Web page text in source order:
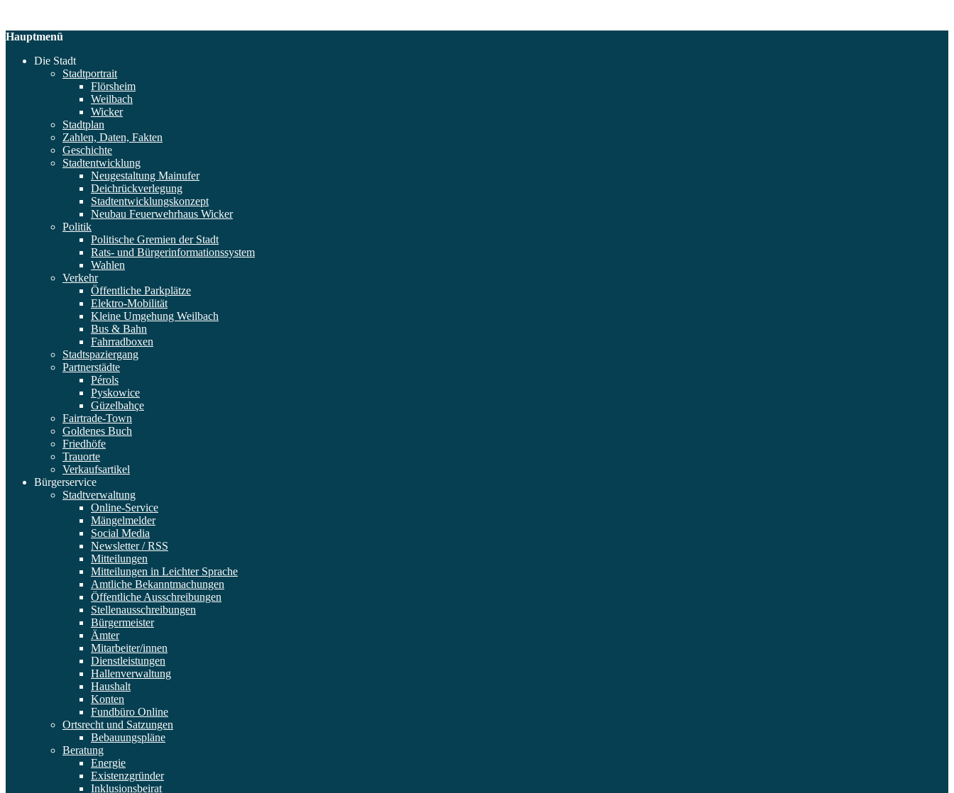
Hauptmenü
Die Stadt
Stadtportrait
Flörsheim
Weilbach
Wicker
Stadtplan
Zahlen, Daten, Fakten
Geschichte
Stadtentwicklung
Neugestaltung Mainufer
Deichrückverlegung
Stadtentwicklungskonzept
Neubau Feuerwehrhaus Wicker
Politik
Politische Gremien der Stadt
Rats- und Bürgerinformationssystem
Wahlen
Verkehr
Öffentliche Parkplätze
Elektro-Mobilität
Kleine Umgehung Weilbach
Bus & Bahn
Fahrradboxen
Stadtspaziergang
Partnerstädte
Pérols
Pyskowice
Güzelbahçe
Fairtrade-Town
Goldenes Buch
Friedhöfe
Trauorte
Verkaufsartikel
Bürgerservice
Stadtverwaltung
Online-Service
Mängelmelder
Social Media
Newsletter / RSS
Mitteilungen
Mitteilungen in Leichter Sprache
Amtliche Bekanntmachungen
Öffentliche Ausschreibungen
Stellenausschreibungen
Bürgermeister
Ämter
Mitarbeiter/innen
Dienstleistungen
Hallenverwaltung
Haushalt
Konten
Fundbüro Online
Ortsrecht und Satzungen
Bebauungspläne
Beratung
Energie
Existenzgründer
Inklusionsbeirat